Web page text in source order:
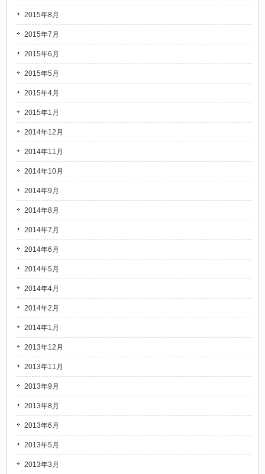
2015年8月
2015年7月
2015年6月
2015年5月
2015年4月
2015年1月
2014年12月
2014年11月
2014年10月
2014年9月
2014年8月
2014年7月
2014年6月
2014年5月
2014年4月
2014年2月
2014年1月
2013年12月
2013年11月
2013年9月
2013年8月
2013年6月
2013年5月
2013年3月